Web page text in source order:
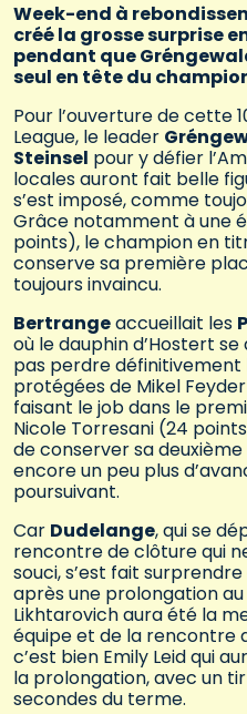
Week-end à
créé la grosse surprise
pendant que
seul en tête du
Pour l’ouverture de cette
League, le leader
Steinsel pour y défier
locales auront fait belle
s’est imposé, comme
Grâce notamment à une
points), le champion en
conserve sa première
toujours invaincu.
Bertrangeaccueillait les
où le dauphin d’Hostert
pas perdre
protégées de Mikel
faisant le job dans le
Nicole Torresani (24
de conserver sa
encore un peu plus
poursuivant.
Car Dudelange, qui se
rencontre de clôture qui
souci, s’est fait
après une prolongation
Likhtarovich aura été la
équipe et de la rencontre
c’est bien Emily Leid qui
la prolongation, avec un
secondes du terme.